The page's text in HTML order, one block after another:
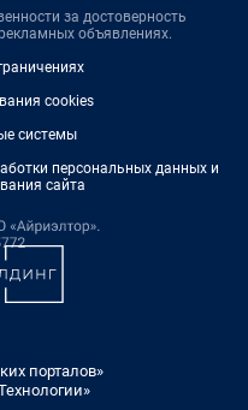
за достоверность
объявлениях.
cookies
системы
персональных данных и
сайта
порталов»